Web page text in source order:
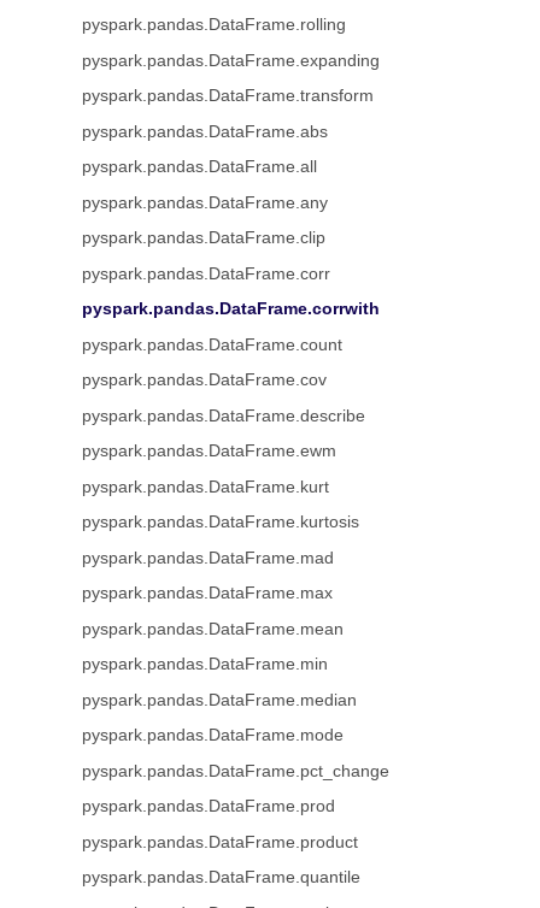
pyspark.pandas.DataFrame.rolling
pyspark.pandas.DataFrame.expanding
pyspark.pandas.DataFrame.transform
pyspark.pandas.DataFrame.abs
pyspark.pandas.DataFrame.all
pyspark.pandas.DataFrame.any
pyspark.pandas.DataFrame.clip
pyspark.pandas.DataFrame.corr
pyspark.pandas.DataFrame.corrwith
pyspark.pandas.DataFrame.count
pyspark.pandas.DataFrame.cov
pyspark.pandas.DataFrame.describe
pyspark.pandas.DataFrame.ewm
pyspark.pandas.DataFrame.kurt
pyspark.pandas.DataFrame.kurtosis
pyspark.pandas.DataFrame.mad
pyspark.pandas.DataFrame.max
pyspark.pandas.DataFrame.mean
pyspark.pandas.DataFrame.min
pyspark.pandas.DataFrame.median
pyspark.pandas.DataFrame.mode
pyspark.pandas.DataFrame.pct_change
pyspark.pandas.DataFrame.prod
pyspark.pandas.DataFrame.product
pyspark.pandas.DataFrame.quantile